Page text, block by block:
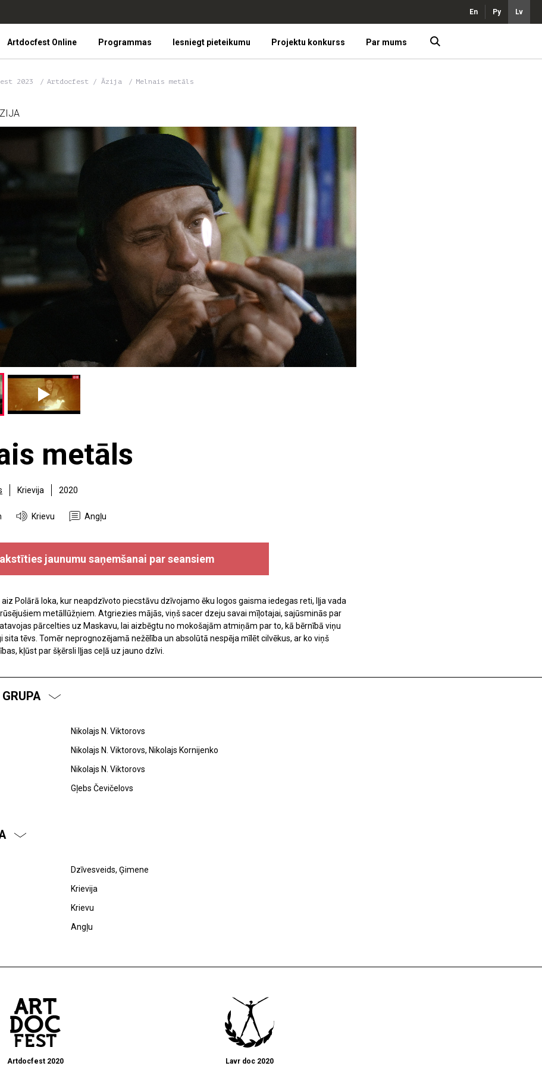
En Ру Lv
Artdocfest Online Programmas Iesniegt pieteikumu Projektu konkurss Par mums
2023 Artdocfest / Āzija Melnais metāls
metāls
Krievija 2020
Krievu Angļu
jaunumu saņemšanai par seansiem
aiz Polārā loka, kur neapdzīvoto piecstāvu dzīvojamo ēku logos gaisma iedegas reti, Iļja vada
metāllūžņiem. Atgriezies mājās, viņš sacer dzeju savai mīļotajai, sajūsminās par
pārcelties uz Maskavu, lai aizbēgtu no mokošajām atmiņām par to, kā bērnībā viņu
sita tēvs. Tomēr neprognozējamā nežēlība un absolūtā nespēja mīlēt cilvēkus, ar ko viņš
kļūst par šķērsli Iļjas ceļā uz jauno dzīvi.
Nikolajs N. Viktorovs
Nikolajs N. Viktorovs, Nikolajs Kornijenko
Nikolajs N. Viktorovs
Gļebs Čevičelovs
Dzīvesveids, Ģimene
Krievija
Krievu
Angļu
Artdocfest 2020
Lavr doc 2020